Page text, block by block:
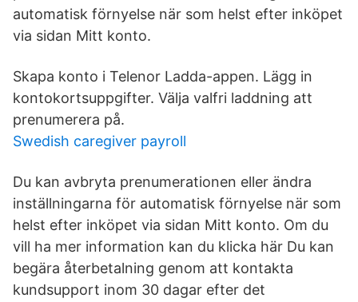
automatisk förnyelse när som helst efter inköpet
via sidan Mitt konto.
Skapa konto i Telenor Ladda-appen. Lägg in
kontokortsuppgifter. Välja valfri laddning att
prenumerera på.
Swedish caregiver payroll
Du kan avbryta prenumerationen eller ändra
inställningarna för automatisk förnyelse när som
helst efter inköpet via sidan Mitt konto. Om du
vill ha mer information kan du klicka här Du kan
begära återbetalning genom att kontakta
kundsupport inom 30 dagar efter det